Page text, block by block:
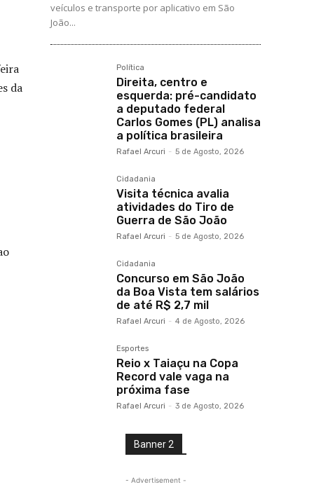
da
veículos e transporte por aplicativo em São
João...
Política
Direita, centro e
esquerda: pré-candidato
a deputado federal
Carlos Gomes (PL) analisa
a política brasileira
Rafael Arcuri - 5 de Agosto, 2026
Cidadania
Visita técnica avalia
atividades do Tiro de
Guerra de São João
Rafael Arcuri - 5 de Agosto, 2026
Cidadania
Concurso em São João
da Boa Vista tem salários
de até R$ 2,7 mil
Rafael Arcuri - 4 de Agosto, 2026
Esportes
Reio x Taiaçu na Copa
Record vale vaga na
próxima fase
Rafael Arcuri - 3 de Agosto, 2026
Banner 2
- Advertisement -